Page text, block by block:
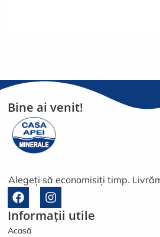
Bine ai venit!
Alegeți să economisiți timp.
F
a
c
e
I
n
s
Informații utile
Acasă